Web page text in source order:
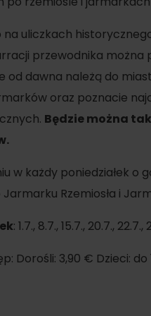
Wszystkie
Parki wodne
Historia i
na uliczkach
przewodnika można
od dawna należą do
oraz poznacie
Będzie można
w każdy poniedziałek o
Jarmarku Rzemiosła i
: 1.7., 8.7., 15.7., 20.7.,
Dorośli: 3,90 € Dzieci: